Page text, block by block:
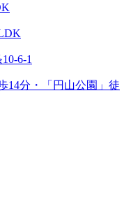
6-1
14分・「円山公園」徒